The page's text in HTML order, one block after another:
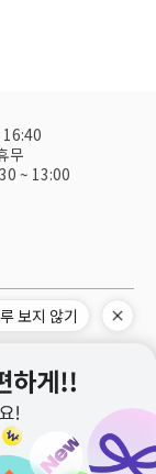
무
~ 13:00
자정보확인
보지 않기